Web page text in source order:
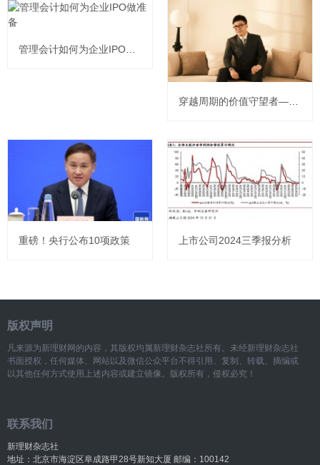
重磅！央行公布10项政策 上市公司2024三季报分析
版权声明
凡来源为新理财网的内容，其版权均属新理财杂志社所有。未经新理财杂志社
书面授权，任何媒体、网站以及微信公众平台不得引用、复制、转载、摘编或
以其他任何方式使用上述内容或建立镜像。版权所有，侵权必究！
联系我们
新理财杂志社
地址：北京市海淀区阜成路甲28号新知大厦 邮编：100142